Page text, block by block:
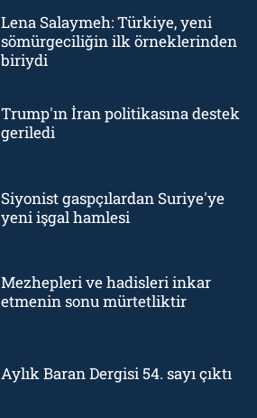
Lena Salaymeh: Türkiye, yeni
sömürgeciliğin ilk örneklerinden
biriydi
Trump'ın İran politikasına destek
geriledi
Siyonist gaspçılardan Suriye'ye
yeni işgal hamlesi
Mezhepleri ve hadisleri inkar
etmenin sonu mürtetliktir
Aylık Baran Dergisi 54. sayı çıktı